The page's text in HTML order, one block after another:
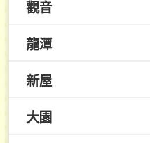
觀音
龍潭
新屋
大園